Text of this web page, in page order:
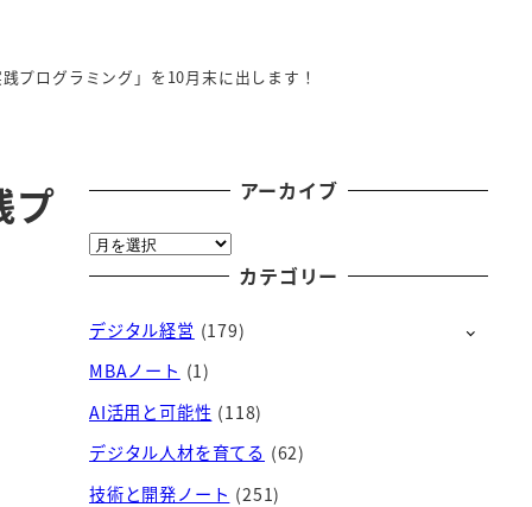
プログラミング」を10月末に出します！
プ アーカイブ
ア
ー
イ
ブ
カテゴリー
デジタル経営 (179)
MBAノート (1)
AI活用と可能性 (118)
デジタル人材を育てる (62)
技術と開発ノート (251)